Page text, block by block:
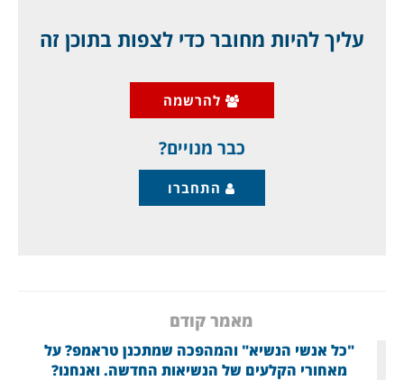
סילוק כל נוכחות של חיזבאללה מדרום לבנון,
ויכולת תגובה צבאית של ישראל בדרום לבנון,
עליך להיות מחובר כדי לצפות בתוכן זה
להרשמה
כבר מנויים?
התחברו
מאמר קודם
"כל אנשי הנשיא" והמהפכה שמתכנן טראמפ? על
מאחורי הקלעים של הנשיאות החדשה. ואנחנו?